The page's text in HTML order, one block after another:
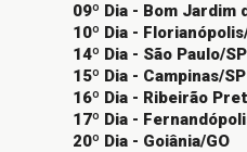
09º Dia - Bom Jardim
10º Dia -
14º Dia - São Paulo/SP
15º Dia - Campinas/SP
16º Dia - Ribeirão
17º Dia -
20º Dia - Goiânia/GO